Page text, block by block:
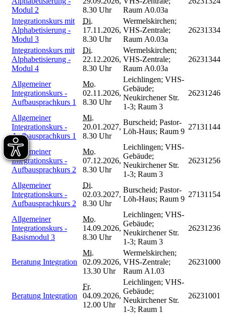
Modul 2
8.30 Uhr
Raum A0.03a
Integrationskurs mit
Alphabetisierung -
Modul 3
Di.
17.11.2026,
8.30 Uhr
Wermelskirchen;
VHS-Zentrale;
Raum A0.03a
26231334
Integrationskurs mit
Alphabetisierung -
Modul 4
Di.
22.12.2026,
8.30 Uhr
Wermelskirchen;
VHS-Zentrale;
Raum A0.03a
26231344
Allgemeiner
Integrationskurs -
Aufbausprachkurs 1
Mo.
02.11.2026,
8.30 Uhr
Leichlingen; VHS-
Gebäude;
Neukirchener Str.
1-3; Raum 3
26231246
Allgemeiner
Integrationskurs -
Aufbausprachkurs 1
Mi.
20.01.2027,
8.30 Uhr
Burscheid; Pastor-
Löh-Haus; Raum 9
27131144
Allgemeiner
Integrationskurs -
Aufbausprachkurs 2
Mo.
07.12.2026,
8.30 Uhr
Leichlingen; VHS-
Gebäude;
Neukirchener Str.
1-3; Raum 3
26231256
Allgemeiner
Integrationskurs -
Aufbausprachkurs 2
Di.
02.03.2027,
8.30 Uhr
Burscheid; Pastor-
Löh-Haus; Raum 9
27131154
Allgemeiner
Integrationskurs -
Basismodul 3
Mo.
14.09.2026,
8.30 Uhr
Leichlingen; VHS-
Gebäude;
Neukirchener Str.
1-3; Raum 3
26231236
Beratung Integration
Mi.
02.09.2026,
13.30 Uhr
Wermelskirchen;
VHS-Zentrale;
Raum A1.03
26231000
Beratung Integration
Fr.
04.09.2026,
12.00 Uhr
Leichlingen; VHS-
Gebäude;
Neukirchener Str.
1-3; Raum 1
26231001